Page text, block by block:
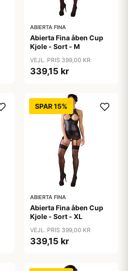
ABIERTA FINA
Abierta Fina åben Cup
Kjole - Sort - M
VEJL. PRIS 399,00 KR
339,15 kr
SPAR 15%
ABIERTA FINA
Abierta Fina åben Cup
Kjole - Sort - XL
VEJL. PRIS 399,00 KR
339,15 kr